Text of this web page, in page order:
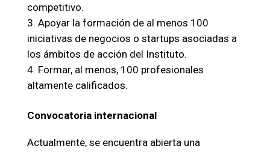
competitivo.
Apoyar la formación de al menos 100
iniciativas de negocios o startups asociadas a
los ámbitos de acción del Instituto.
Formar, al menos, 100 profesionales
altamente calificados.
Convocatoria internacional
Actualmente, se encuentra abierta una